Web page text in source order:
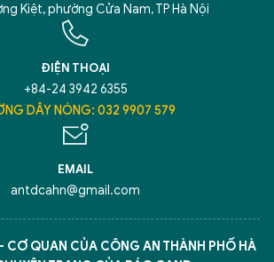
Kiệt, phường Cửa Nam, TP Hà Nội
ĐIỆN THOẠI
+84-24 3942 6355
DÂY NÓNG: 032 9907 579
EMAIL
antdcahn@gmail.com
CƠ QUAN CỦA CÔNG AN THÀNH PHỐ HÀ